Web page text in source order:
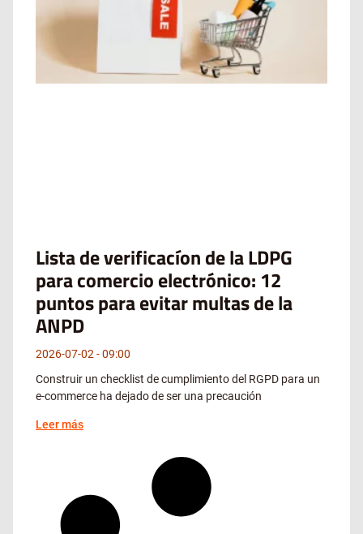
Lista de verificacíon de la LDPG
para comercio electrónico: 12
puntos para evitar multas de la
ANPD
2026-07-02
09:00
Construir un checklist de cumplimiento del RGPD para un
e-commerce ha dejado de ser una precaución
Leer más